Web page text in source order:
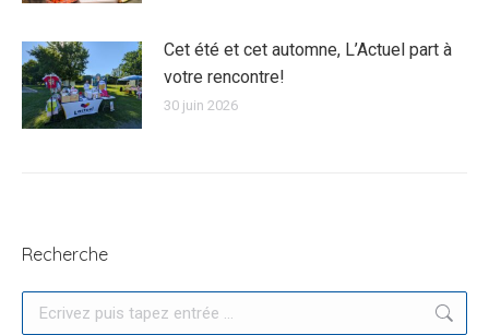
Cet été et cet automne, L’Actuel part à
votre rencontre!
30 juin 2026
Recherche
Recherche